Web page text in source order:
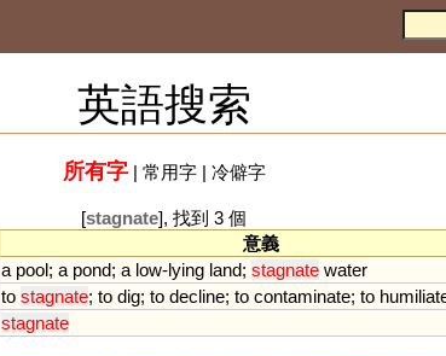
英語搜索
所有字| 常用字| 冷僻字
[stagnate], 找到 3 個
意義
a pool; a pond; a low-lying land; stagnate water
to stagnate; to dig; to decline; to contaminate; to
stagnate